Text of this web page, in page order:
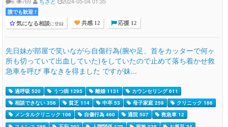
誰でも歓迎 !
気になる相談に登録 共感 12 応援 12
先日妹が部屋で笑いながら自傷行為(腕や足、首をカッターで何ヶ
所も切っていて出血していた)をしていたので止めて落ち着かせ救
急車を呼び 事なきを得ました ですが妹...
過呼吸 520 うつ病 1295 離婚 1131
カウンセリング 611
相談できない 356
貧乏 114 中卒 53 母子家庭 259
クリニック 166
メンタルクリニック 106
自傷行為 460 通院 507
救急車 12